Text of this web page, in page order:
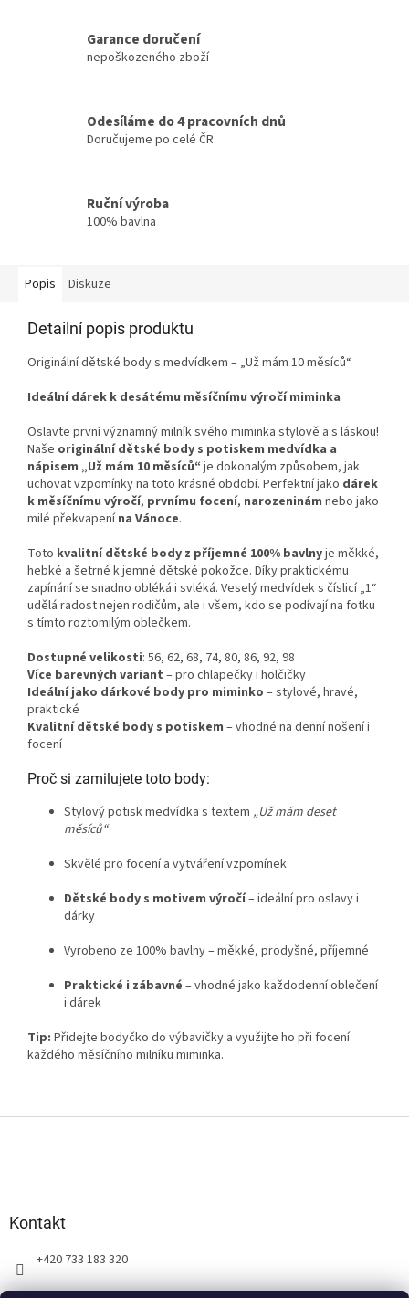
Garance doručení
nepoškozeného zboží
Odesíláme do 4 pracovních dnů
Doručujeme po celé ČR
Ruční výroba
100% bavlna
Popis Diskuze
Detailní popis produktu
Originální dětské body s medvídkem – „Už mám 10 měsíců“
Ideální dárek k desátému měsíčnímu výročí miminka
Oslavte první významný milník svého miminka stylově a s láskou!
Naše originální dětské body s potiskem medvídka a
nápisem „Už mám 10 měsíců“ je dokonalým způsobem, jak
uchovat vzpomínky na toto krásné období. Perfektní jako dárek
k měsíčnímu výročí, prvnímu focení, narozeninám nebo jako
milé překvapenína Vánoce.
Toto kvalitní dětské body z příjemné 100% bavlnyje měkké,
hebké a šetrné k jemné dětské pokožce. Díky praktickému
zapínání se snadno obléká i svléká. Veselý medvídek s číslicí „1“
udělá radost nejen rodičům, ale i všem, kdo se podívají na fotku
s tímto roztomilým oblečkem.
Dostupné velikosti: 56, 62, 68, 74, 80, 86, 92, 98
Více barevných variant – pro chlapečky i holčičky
Ideální jako dárkové body pro miminko – stylové, hravé,
praktické
Kvalitní dětské body s potiskem – vhodné na denní nošení i
focení
Proč si zamilujete toto body:
Stylový potisk medvídka s textem „Už mám deset
měsíců“
Skvělé pro focení a vytváření vzpomínek
Dětské body s motivem výročí– ideální pro oslavy i
dárky
Vyrobeno ze 100% bavlny – měkké, prodyšné, příjemné
Praktické i zábavné – vhodné jako každodenní oblečení
i dárek
Tip: Přidejte bodyčko do výbavičky a využijte ho při focení
každého měsíčního milníku miminka.
Kontakt
+420 733 183 320